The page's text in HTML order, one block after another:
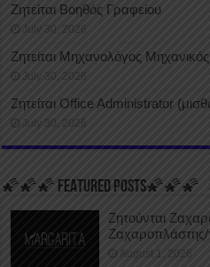
Ζητείται Βοηθός Γραφείου
July 30, 2026
Ζητείται Μηχανολόγος Μηχανικός
July 30, 2026
Ζητείται Office Administrator
July 30, 2026
🌠🌠🌠 FEATURED POSTS🌠🌠🌠
Ζητούνται
Ζαχαροπλάστης/
August 1, 2026